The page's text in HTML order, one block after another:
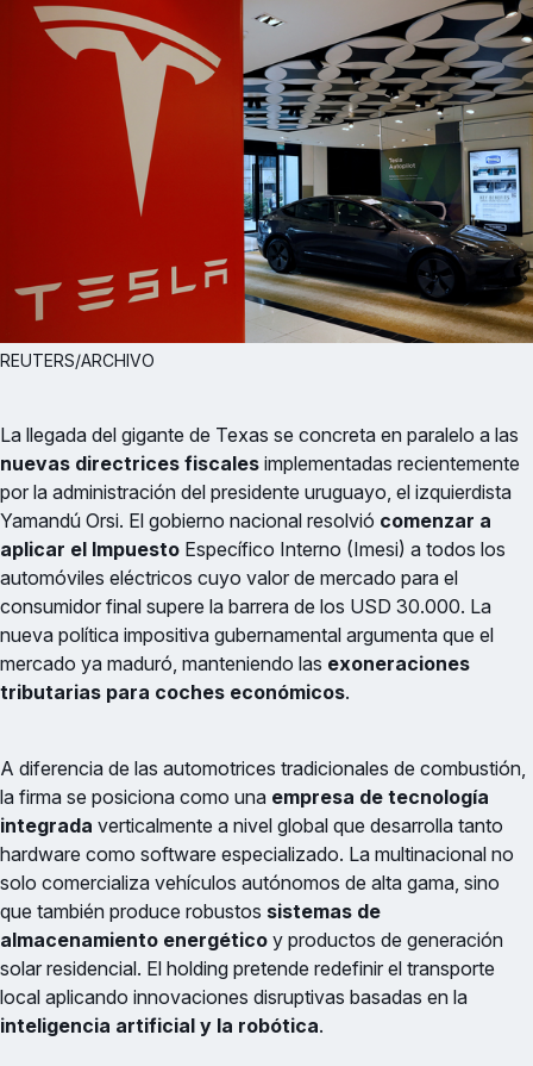
REUTERS/ARCHIVO
La llegada del gigante de Texas se concreta en paralelo a las
nuevas directrices fiscales implementadas recientemente
por la administración del presidente uruguayo, el izquierdista
Yamandú Orsi. El gobierno nacional resolvió comenzar a
aplicar el Impuesto Específico Interno (Imesi) a todos los
automóviles eléctricos cuyo valor de mercado para el
consumidor final supere la barrera de los USD 30.000. La
nueva política impositiva gubernamental argumenta que el
mercado ya maduró, manteniendo las exoneraciones
tributarias para coches económicos.
A diferencia de las automotrices tradicionales de combustión,
la firma se posiciona como una empresa de tecnología
integrada verticalmente a nivel global que desarrolla tanto
hardware como software especializado. La multinacional no
solo comercializa vehículos autónomos de alta gama, sino
que también produce robustos sistemas de
almacenamiento energético y productos de generación
solar residencial. El holding pretende redefinir el transporte
local aplicando innovaciones disruptivas basadas en la
inteligencia artificial y la robótica.